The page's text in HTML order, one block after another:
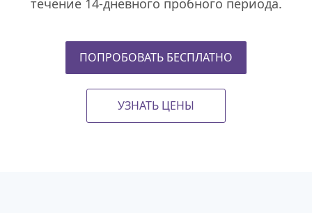
ПОПРОБОВАТЬ БЕСПЛАТНО
УЗНАТЬ ЦЕНЫ